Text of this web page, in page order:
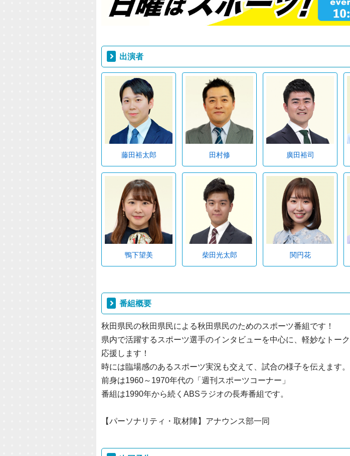
出演者
藤田裕太郎 田村修 廣田裕司
鴨下望美 柴田光太郎 関円花
番組概要
秋田県民の秋田県民による秋田県民のためのスポーツ番組です！
県内で活躍するスポーツ選手のインタビューを中心に、軽妙なトー
応援します！
時には臨場感のあるスポーツ実況も交えて、試合の様子を伝えます。
前身は1960～1970年代の「週刊スポーツコーナー」
番組は1990年から続くABSラジオの長寿番組です。
【パーソナリティ・取材陣】アナウンス部一同